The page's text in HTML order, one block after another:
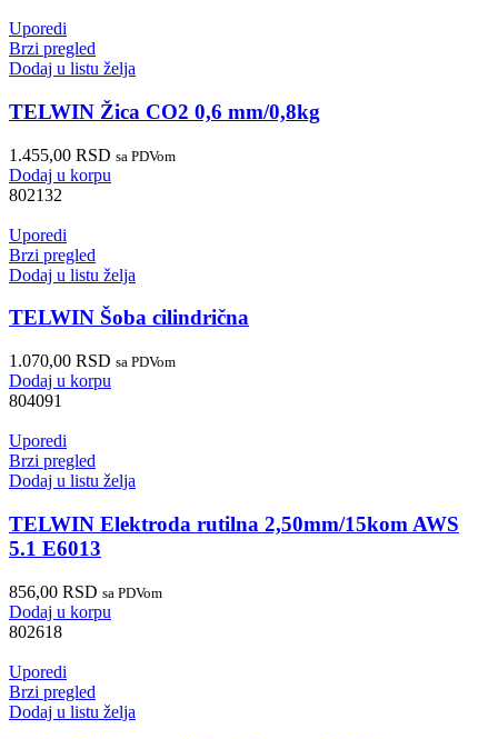
Uporedi
Brzi pregled
Dodaj u listu želja
TELWIN Žica CO2 0,6 mm/0,8kg
1.455,00 RSD sa PDVom
Dodaj u korpu
802132
Uporedi
Brzi pregled
Dodaj u listu želja
TELWIN Šoba cilindrična
1.070,00 RSD sa PDVom
Dodaj u korpu
804091
Uporedi
Brzi pregled
Dodaj u listu želja
TELWIN Elektroda rutilna 2,50mm/15kom AWS
5.1 E6013
856,00 RSD sa PDVom
Dodaj u korpu
802618
Uporedi
Brzi pregled
Dodaj u listu želja